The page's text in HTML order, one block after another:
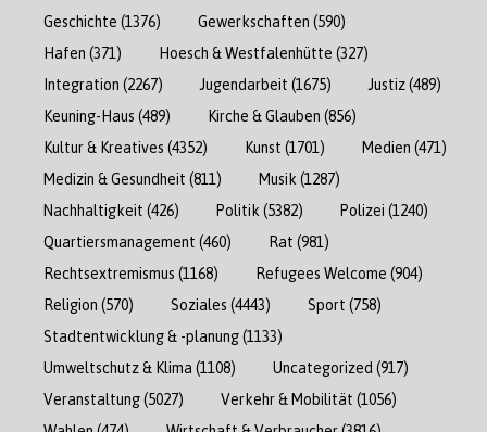
Geschichte (1376) Gewerkschaften (590)
Hafen (371) Hoesch & Westfalenhütte (327)
Integration (2267) Jugendarbeit (1675) Justiz(489)
Keuning-Haus (489) Kirche & Glauben (856)
Kultur & Kreatives (4352) Kunst (1701) Medien (471)
Medizin & Gesundheit (811) Musik (1287)
Nachhaltigkeit (426) Politik (5382) Polizei (1240)
Quartiersmanagement (460) Rat (981)
Rechtsextremismus (1168) Refugees Welcome (904)
Religion (570) Soziales (4443) Sport (758)
Stadtentwicklung & -planung(1133)
Umweltschutz & Klima (1108) Uncategorized (917)
Veranstaltung(5027) Verkehr & Mobilität (1056)